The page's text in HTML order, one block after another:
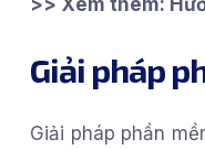
Giải pháp
Giải pháp phần